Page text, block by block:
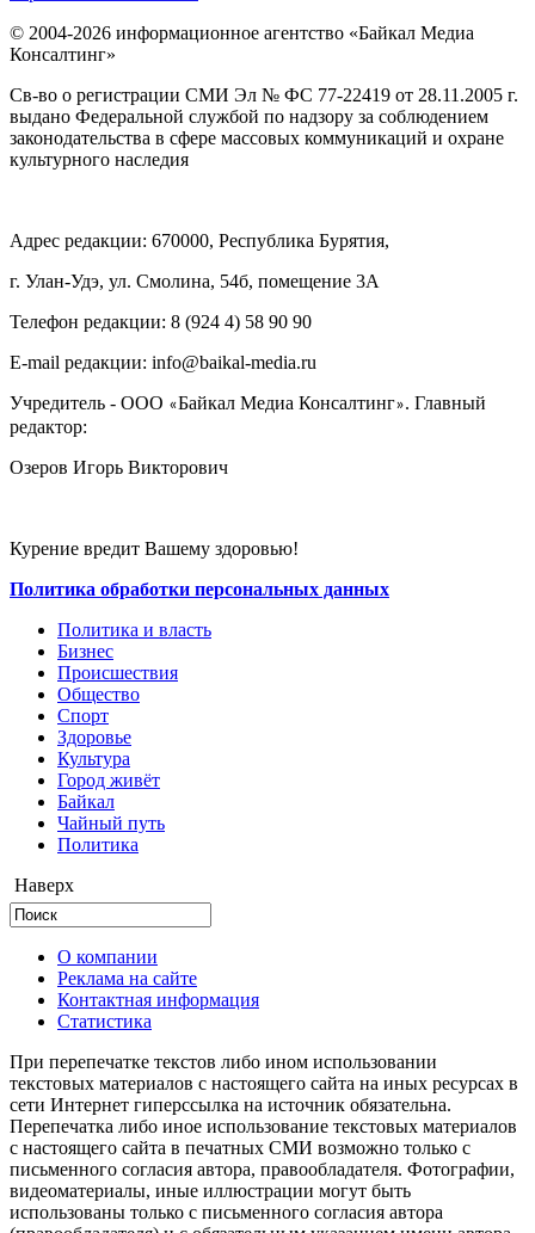
© 2004-2026 информационное агентство «Байкал Медиа
Консалтинг»
Св-во о регистрации СМИ Эл № ФС 77-22419 от 28.11.2005 г.
выдано Федеральной службой по надзору за соблюдением
законодательства в сфере массовых коммуникаций и охране
культурного наследия
Адрес редакции: 670000, Республика Бурятия,
г. Улан-Удэ, ул. Смолина, 54б, помещение 3А
Телефон редакции: ‎‎8 (924 4) 58 90 90
E-mail редакции: info@baikal-media.ru
Учредитель - ООО «Байкал Медиа Консалтинг». Главный
редактор:
Озеров Игорь Викторович
Курение вредит Вашему здоровью!
Политика обработки персональных данных
Политика и власть
Бизнес
Происшествия
Общество
Cпорт
Здоровье
Культура
Город живёт
Байкал
Чайный путь
Политика
Наверх
О компании
Реклама на сайте
Контактная информация
Статистика
При перепечатке текстов либо ином использовании
текстовых материалов с настоящего сайта на иных ресурсах в
сети Интернет гиперссылка на источник обязательна.
Перепечатка либо иное использование текстовых материалов
с настоящего сайта в печатных СМИ возможно только с
письменного согласия автора, правообладателя. Фотографии,
видеоматериалы, иные иллюстрации могут быть
использованы только с письменного согласия автора